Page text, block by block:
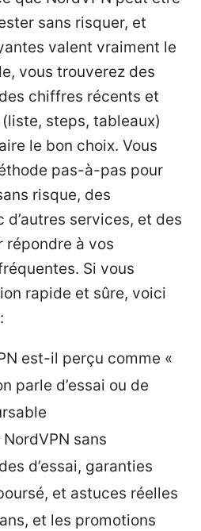
sans risquer, et
valent vraiment le
vous trouverez des
chiffres récents et
steps, tableaux)
le bon choix. Vous
pas-à-pas pour
risque, des
services, et des
répondre à vos
Si vous
rapide et sûre, voici
est-il perçu comme «
parle d’essai ou de
sans
d’essai, garanties
et astuces réelles
et les promotions